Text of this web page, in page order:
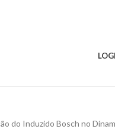
do Induzido Bosch no